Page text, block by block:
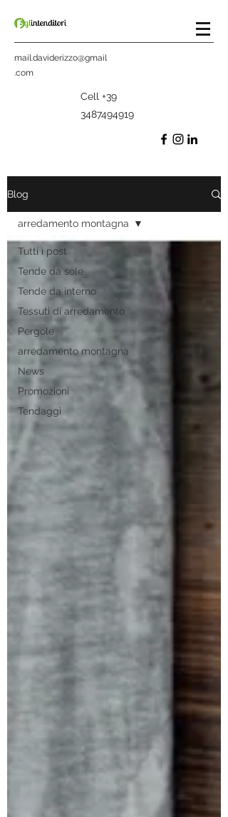
mail.daviderizzo@gmail
.com
Cell +39
3487494919
Blog
Tutti i post
Tende da sole
Tende da interno
Tessuti di arredamento
Pergole
arredamento montagna
News
Promozioni
Tendaggi
arredamento montagna